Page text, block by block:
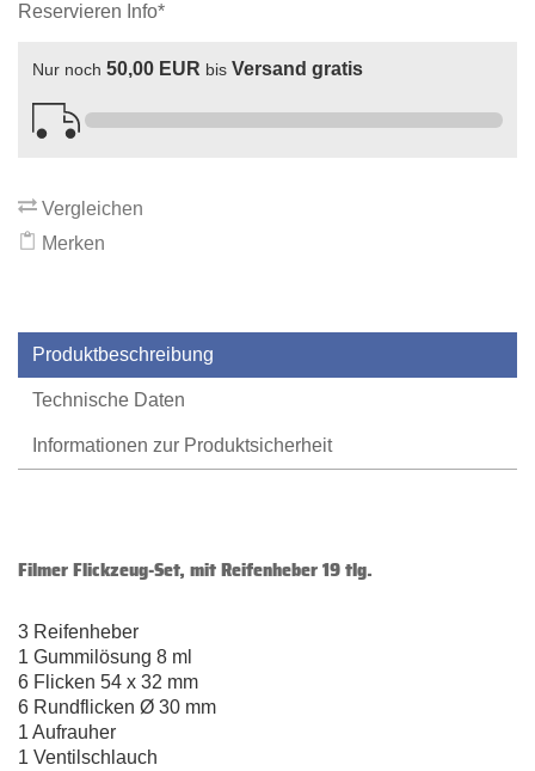
Reservieren Info*
Nur noch 50,00 EUR bis Versand gratis
Vergleichen
Merken
Produktbeschreibung
Technische Daten
Informationen zur Produktsicherheit
Filmer Flickzeug-Set, mit Reifenheber 19 tlg.
3 Reifenheber
1 Gummilösung 8 ml
6 Flicken 54 x 32 mm
6 Rundflicken Ø 30 mm
1 Aufrauher
1 Ventilschlauch